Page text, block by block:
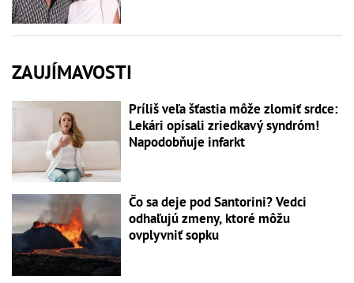
ZAUJÍMAVOSTI
Príliš veľa šťastia môže zlomiť srdce:
Lekári opísali zriedkavý syndróm!
Napodobňuje infarkt
Čo sa deje pod Santorini? Vedci
odhaľujú zmeny, ktoré môžu
ovplyvniť sopku